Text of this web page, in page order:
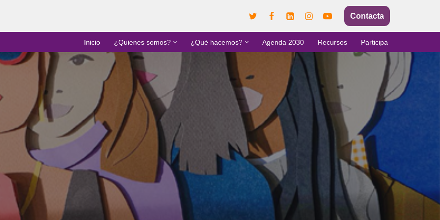
Contacta
Inicio ¿Quienes somos? ¿Qué hacemos? Agenda 2030 Recursos Participa